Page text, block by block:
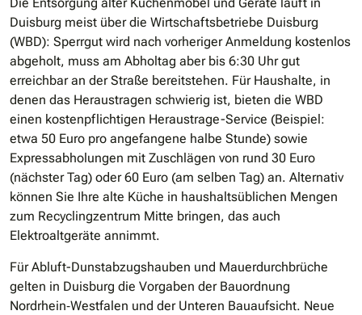
Duisburg meist über die Wirtschaftsbetriebe Duisburg
(WBD): Sperrgut wird nach vorheriger Anmeldung kostenlos
abgeholt, muss am Abholtag aber bis 6:30 Uhr gut
erreichbar an der Straße bereitstehen. Für Haushalte, in
denen das Heraustragen schwierig ist, bieten die WBD
einen kostenpflichtigen Heraustrage-Service (Beispiel:
etwa 50 Euro pro angefangene halbe Stunde) sowie
Expressabholungen mit Zuschlägen von rund 30 Euro
(nächster Tag) oder 60 Euro (am selben Tag) an. Alternativ
können Sie Ihre alte Küche in haushaltsüblichen Mengen
zum Recyclingzentrum Mitte bringen, das auch
Elektroaltgeräte annimmt.
Für Abluft-Dunstabzugshauben und Mauerdurchbrüche
gelten in Duisburg die Vorgaben der Bauordnung
Nordrhein‐Westfalen und der Unteren Bauaufsicht. Neue